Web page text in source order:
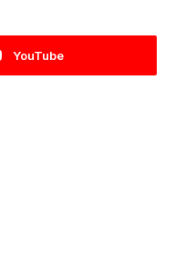
YouTube